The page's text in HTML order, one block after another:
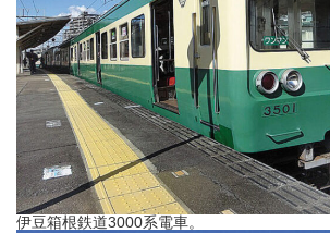
伊豆箱根鉄道3000系電車。